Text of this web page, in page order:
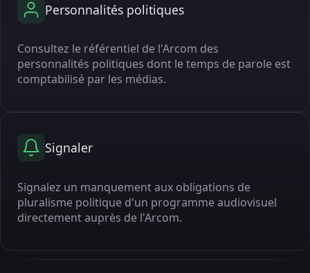
Personnalités politiques
Consultez le référentiel de l'Arcom des
personnalités politiques dont le temps de parole est
comptabilisé par les médias.
Signaler
Signalez un manquement aux obligations de
pluralisme politique d'un programme audiovisuel
directement auprès de l'Arcom.